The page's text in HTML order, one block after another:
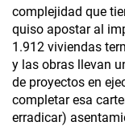
complejidad que
quiso apostar al
1.912 viviendas
y las obras llevan
de proyectos en
completar esa
erradicar)